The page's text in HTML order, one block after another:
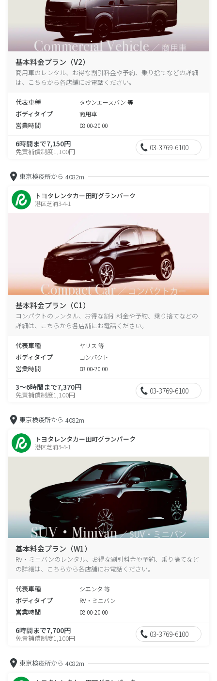
基本料金プラン（V2）
商用車のレンタル、お得な割引料金や予約、乗り捨てなどの詳細
は、こちらから各店舗にお電話ください。
代表車種 タウンエースバン 等
ボディタイプ 商用車
営業時間 08:00-20:00
6時間まで7,150円
免責補償制度1,100円 03-3769-6100
東京検疫所から 4082m
トヨタレンタカー田町グランパーク
港区芝浦3-4-1
基本料金プラン（C1）
コンパクトのレンタル、お得な割引料金や予約、乗り捨てなどの
詳細は、こちらから各店舗にお電話ください。
代表車種 ヤリス 等
ボディタイプ コンパクト
営業時間 08:00-20:00
3～6時間まで7,370円
免責補償制度1,100円 03-3769-6100
東京検疫所から 4082m
トヨタレンタカー田町グランパーク
港区芝浦3-4-1
基本料金プラン（W1）
RV・ミニバンのレンタル、お得な割引料金や予約、乗り捨てなど
の詳細は、こちらから各店舗にお電話ください。
代表車種 シエンタ 等
ボディタイプ RV・ミニバン
営業時間 08:00-20:00
6時間まで7,700円
免責補償制度1,100円 03-3769-6100
東京検疫所から 4082m